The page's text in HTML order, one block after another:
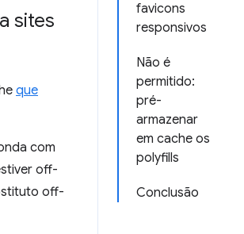
favicons
responsivos
Não é
permitido:
pré-
armazenar
em cache os
polyfills
Conclusão
sites
que
com
off-
off-